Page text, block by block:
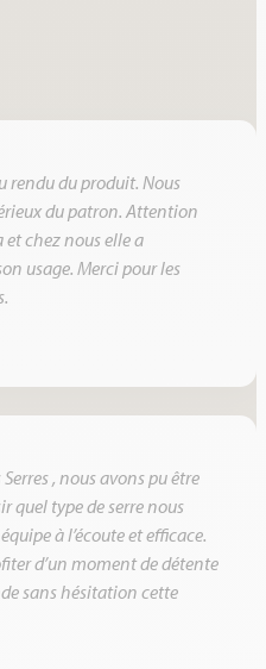
rendu du produit. Nous
du patron. Attention
et chez nous elle a
usage. Merci pour les
Serres , nous avons pu être
quel type de serre nous
à l’écoute et efficace.
d’un moment de détente
sans hésitation cette